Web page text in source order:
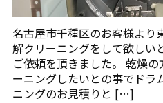
名古屋市千種区のお客様より
解クリーニングをして欲しい
ご依頼を頂きました。 乾燥
ーニングしたいとの事でドラ
ニングのお見積りと […]